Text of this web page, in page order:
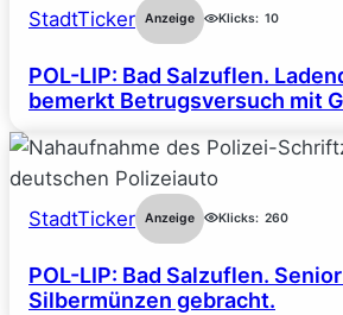
StadtTicker Anzeige Klicks: 10
POL-LIP: Bad Salzuflen.
bemerkt Betrugsversuch mit
StadtTicker Anzeige Klicks: 260
POL-LIP: Bad Salzuflen.
Silbermünzen gebracht.